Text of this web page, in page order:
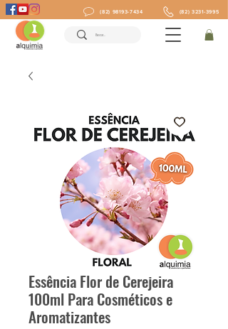
(82) 98193-7434 (82) 3231-3995
Essência Flor de Cerejeira
100ml Para Cosméticos e
Aromatizantes